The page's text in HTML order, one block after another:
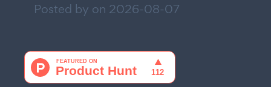
Posted by on 2026-08-07